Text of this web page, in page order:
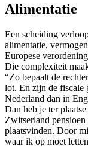
Alimentatie
Een scheiding
alimentatie,
Europese
Die complexiteit
“Zo bepaalt de
lot. En zijn de fiscale
Nederland dan in
Dan heb je ter
Zwitserland
plaatsvinden. Door
waar ik op moet